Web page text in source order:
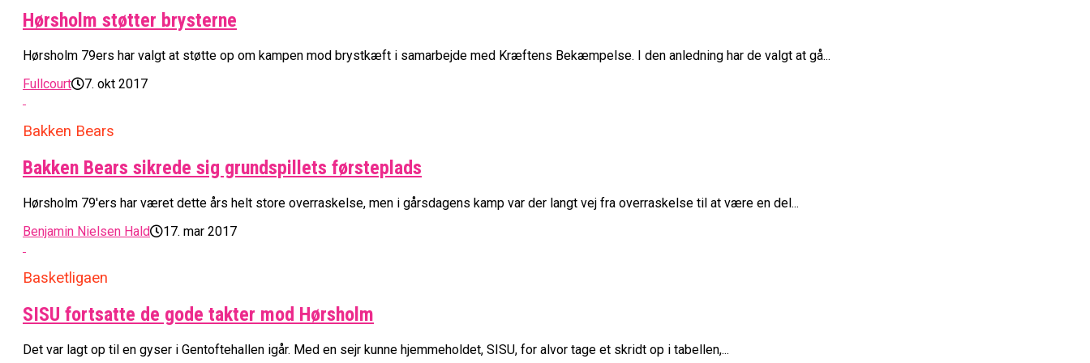
Hørsholm støtter brysterne
Hørsholm 79ers har valgt at støtte op om kampen mod brystkæft i samarbejde med Kræftens Bekæmpelse. I den anledning har de valgt at gå...
Fullcourt
7. okt 2017
Bakken Bears
Bakken Bears sikrede sig grundspillets førsteplads
Hørsholm 79'ers har været dette års helt store overraskelse, men i gårsdagens kamp var der langt vej fra overraskelse til at være en del...
Benjamin Nielsen Hald
17. mar 2017
Basketligaen
SISU fortsatte de gode takter mod Hørsholm
Det var lagt op til en gyser i Gentoftehallen igår. Med en sejr kunne hjemmeholdet, SISU, for alvor tage et skridt op i tabellen,...